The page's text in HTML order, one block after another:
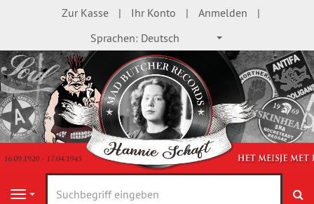
Zur Kasse Ihr Konto
Anmelden
Sprachen: Deutsch
Navigation